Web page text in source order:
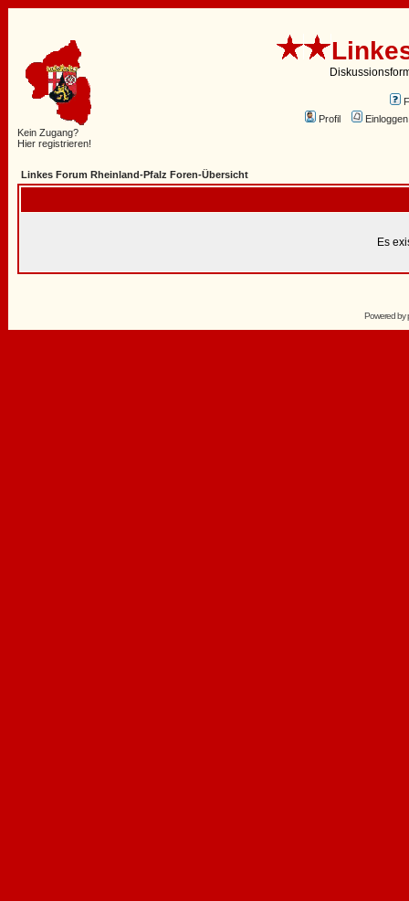
Kein Zugang?
Hier registrieren!
Profil
Linkes Forum Rheinland-Pfalz Foren-Übersicht
Es
Powered by